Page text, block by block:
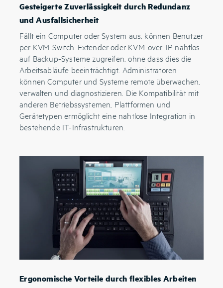
Gesteigerte Zuverlässigkeit durch Redundanz
und Ausfallsicherheit
Fällt ein Computer oder System aus, können Benutzer
per KVM-Switch-Extender oder KVM-over-IP nahtlos
auf Backup-Systeme zugreifen, ohne dass dies die
Arbeitsabläufe beeinträchtigt. Administratoren
können Computer und Systeme remote überwachen,
verwalten und diagnostizieren. Die Kompatibilität mit
anderen Betriebssystemen, Plattformen und
Gerätetypen ermöglicht eine nahtlose Integration in
bestehende IT-Infrastrukturen.
Ergonomische Vorteile durch flexibles Arbeiten